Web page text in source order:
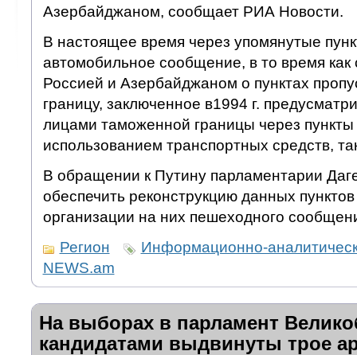
Азербайджаном, сообщает РИА Новости.
В настоящее время через упомянутые
автомобильное сообщение, в то время
Россией и Азербайджаном о пунктах
границу, заключенное в1994 г.
лицами таможенной границы через пункты
использованием транспортных средств,
В обращении к Путину парламентарии
обеспечить реконструкцию данных
организации на них пешеходного
Регион
Информационно-
NEWS.am
На выборах в парламент
кандидатами выдвинуты трое